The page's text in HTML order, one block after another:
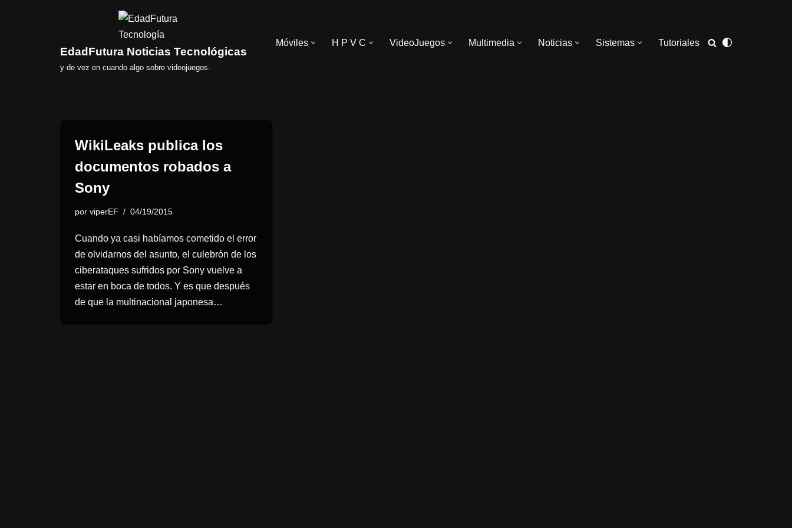
EdadFutura Noticias Tecnológicas
y de vez en cuando algo sobre videojuegos.
Móviles H P V C VideoJuegos Multimedia Noticias Sistemas Tutoriales
WikiLeaks publica los
documentos robados a
Sony
por viperEF 04/19/2015
Cuando ya casi habíamos cometido el error
de olvidarnos del asunto, el culebrón de los
ciberataques sufridos por Sony vuelve a
estar en boca de todos. Y es que después
de que la multinacional japonesa…